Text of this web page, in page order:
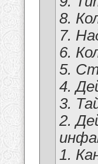
8.
7.
6.
5.
4.
3.
2.
1.